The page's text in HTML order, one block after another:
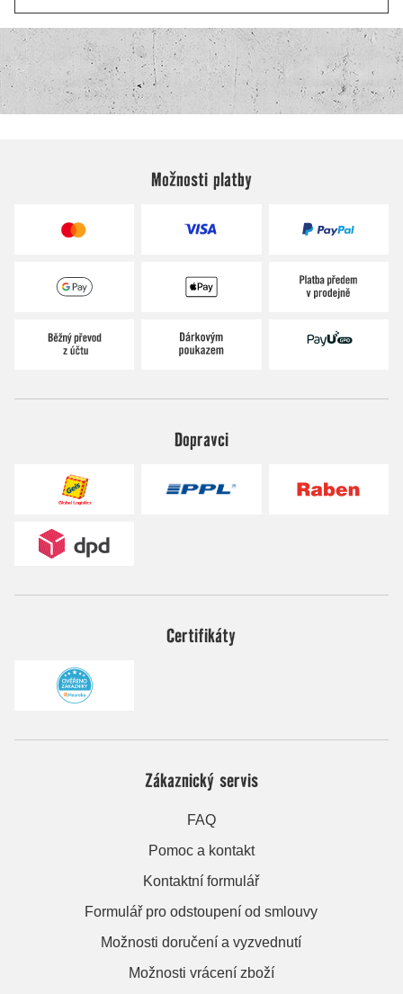
Možnosti platby
Dopravci
Certifikáty
Zákaznický servis
FAQ
Pomoc a kontakt
Kontaktní formulář
Formulář pro odstoupení od smlouvy
Možnosti doručení a vyzvednutí
Možnosti vrácení zboží